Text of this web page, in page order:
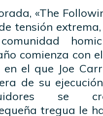
«The
tensión
comienza con
en el que Joe
de su
se
tregua le